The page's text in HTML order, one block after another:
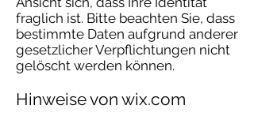
fraglich ist. Bitte beachten Sie, dass
bestimmte Daten aufgrund anderer
gesetzlicher Verpflichtungen nicht
gelöscht werden können.
Hinweise von wix.com